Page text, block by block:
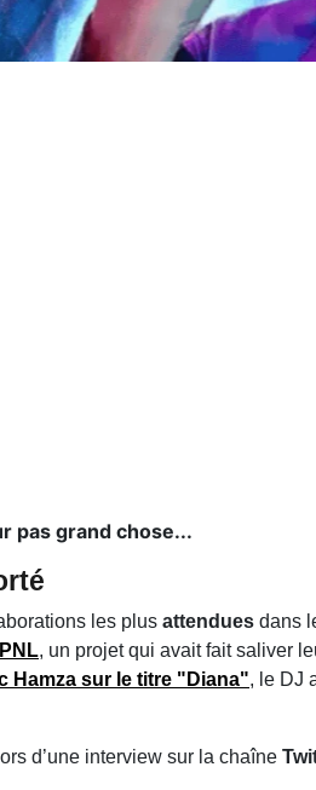
pas grand chose...
les plus attendues dans
PNL, un projet qui avait fait saliver
Hamza sur le titre "Diana", le DJ
d’une interview sur la chaîne